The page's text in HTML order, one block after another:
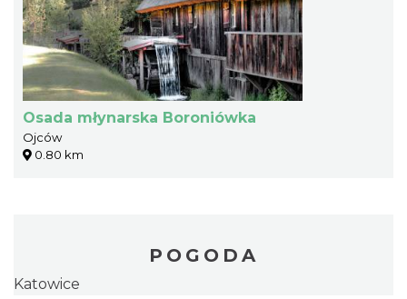
Osada młynarska Boroniówka
Ojców
0.80 km
POGODA
Katowice